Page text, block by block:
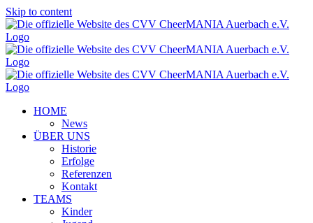
Skip to content
HOME
News
ÜBER UNS
Historie
Erfolge
Referenzen
Kontakt
TEAMS
Kinder